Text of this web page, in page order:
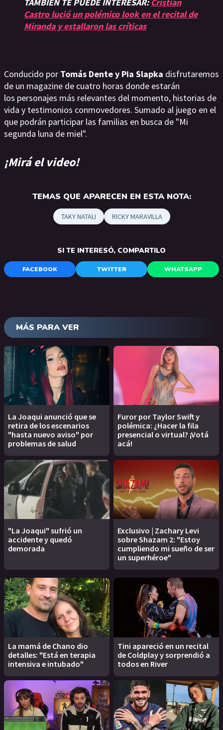
Castro lució un polémico look en el recital de
Miranda y estallaron las críticas
Conducido por Tomás Dente y Pia Slapka disfrutaremos
de un magazine de cuatro horas donde estarán
los personajes más relevantes del momento, historias de
vida y testimonios conmovedores. Sumado al juego en el
que podrán participar las familias en busca de "Mi
segunda luna de miel".
¡Mirá el video!
TEMAS QUE APARECEN EN ESTA NOTA:
TAKY NATALI RICKY MARAVILLA
SI TE INTERESÓ, COMPARTILO
FACEBOOK TWITTER WHATSAPP
MÁS PARA VER
La Joaqui anunció que se
retira de los escenarios
"hasta nuevo aviso" por
problemas de salud
Furor por Taylor Swift y
polémica: ¿Hacer la fila
presencial o virtual? ¡Votá
acá!
"La Joaqui" sufrió un
accidente y quedó
demorada
Exclusivo | Zachary Levi
sobre Shazam 2: "Estoy
cumpliendo mi sueño de ser
un superhéroe"
La mamá de Chano dio
detalles: "Está en terapia
intensiva e intubado"
Tini apareció en un recital
de Coldplay y sorprendió a
todos en River